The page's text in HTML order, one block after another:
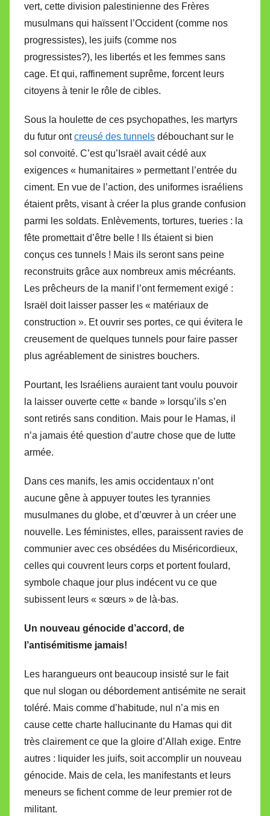
vert, cette division palestinienne des Frères
musulmans qui haïssent l’Occident (comme nos
progressistes), les juifs (comme nos
progressistes?), les libertés et les femmes sans
cage. Et qui, raffinement suprême, forcent leurs
citoyens à tenir le rôle de cibles.
Sous la houlette de ces psychopathes, les martyrs
du futur ontcreusé des tunnels débouchant sur le
sol convoité. C’est qu’Israël avait cédé aux
exigences « humanitaires » permettant l’entrée du
ciment. En vue de l’action, des uniformes israéliens
étaient prêts, visant à créer la plus grande confusion
parmi les soldats. Enlèvements, tortures, tueries : la
fête promettait d’être belle ! Ils étaient si bien
conçus ces tunnels ! Mais ils seront sans peine
reconstruits grâce aux nombreux amis mécréants.
Les prêcheurs de la manif l’ont fermement exigé :
Israël doit laisser passer les « matériaux de
construction ». Et ouvrir ses portes, ce qui évitera le
creusement de quelques tunnels pour faire passer
plus agréablement de sinistres bouchers.
Pourtant, les Israéliens auraient tant voulu pouvoir
la laisser ouverte cette « bande » lorsqu’ils s’en
sont retirés sans condition. Mais pour le Hamas, il
n’a jamais été question d’autre chose que de lutte
armée.
Dans ces manifs, les amis occidentaux n’ont
aucune gêne à appuyer toutes les tyrannies
musulmanes du globe, et d’œuvrer à un créer une
nouvelle. Les féministes, elles, paraissent ravies de
communier avec ces obsédées du Miséricordieux,
celles qui couvrent leurs corps et portent foulard,
symbole chaque jour plus indécent vu ce que
subissent leurs « sœurs » de là-bas.
Un nouveau génocide d’accord, de
l’antisémitisme jamais!
Les harangueurs ont beaucoup insisté sur le fait
que nul slogan ou débordement antisémite ne serait
toléré. Mais comme d’habitude, nul n’a mis en
cause cette charte hallucinante du Hamas qui dit
très clairement ce que la gloire d’Allah exige. Entre
autres : liquider les juifs, soit accomplir un nouveau
génocide. Mais de cela, les manifestants et leurs
meneurs se fichent comme de leur premier rot de
militant.